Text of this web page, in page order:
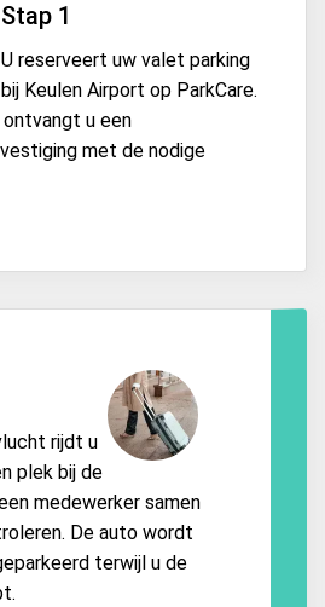
Stap 1
U reserveert uw valet parking
bij Keulen Airport op ParkCare.
u een
met de nodige
rijdt u
plek bij de
medewerker samen
De auto wordt
terwijl u de